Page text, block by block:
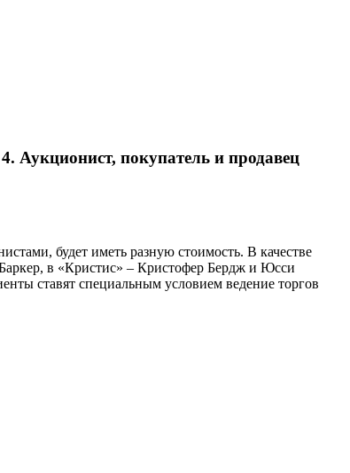
Аукционист, покупатель и продавец
будет иметь разную стоимость. В качестве
в «Кристис» – Кристофер Бердж и Юсси
ставят специальным условием ведение торгов